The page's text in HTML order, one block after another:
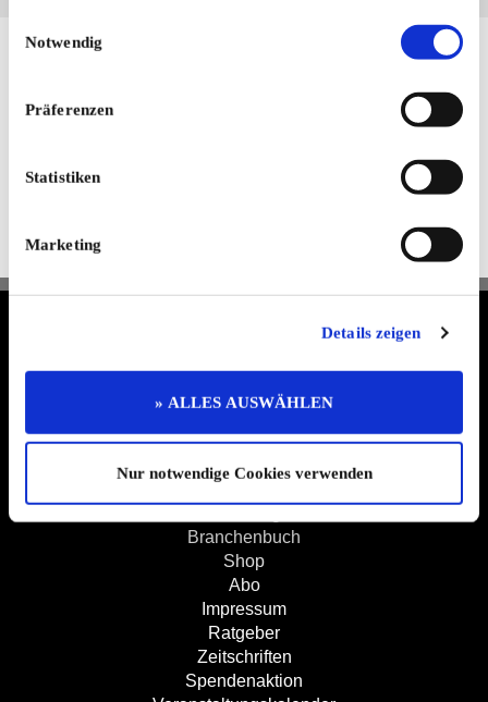
Notwendig
Präferenzen
Statistiken
Marketing
Details zeigen
» ALLES AUSWÄHLEN
Nur notwendige Cookies verwenden
Hier finden Sie mehr von OLDTIMER MARKT
Folgen Sie uns auf unseren Social-Media-Seiten oder
laden Sie unsere Termine-App herunter:
Unser kostenloser Newsletter
Jetzt kostenlos abonnieren
Termine & Preisliste
AGB
Datenschutzerklärung
Widerruf
Kontakt
Mediadaten
Jobs
Branchenbuch
Shop
Abo
Impressum
Ratgeber
Zeitschriften
Spendenaktion